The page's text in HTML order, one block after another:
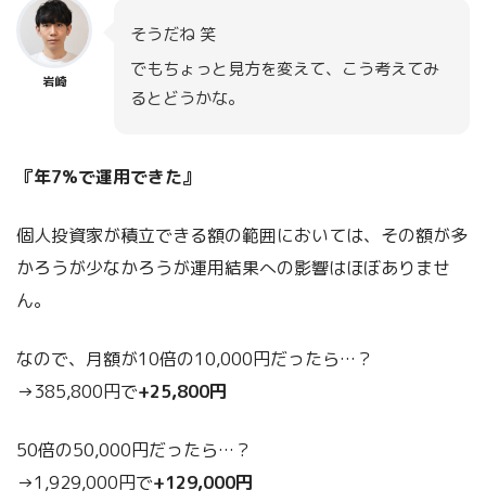
岩崎
そうだね 笑
でもちょっと見方を変えて、こう考えてみ
るとどうかな。
『年7%で運用できた』
個人投資家が積立できる額の範囲においては、その額が多
かろうが少なかろうが運用結果への影響はほぼありませ
ん。
なので、月額が10倍の10,000円だったら…？
→385,800円で+25,800円
50倍の50,000円だったら…？
→1,929,000円で+129,000円